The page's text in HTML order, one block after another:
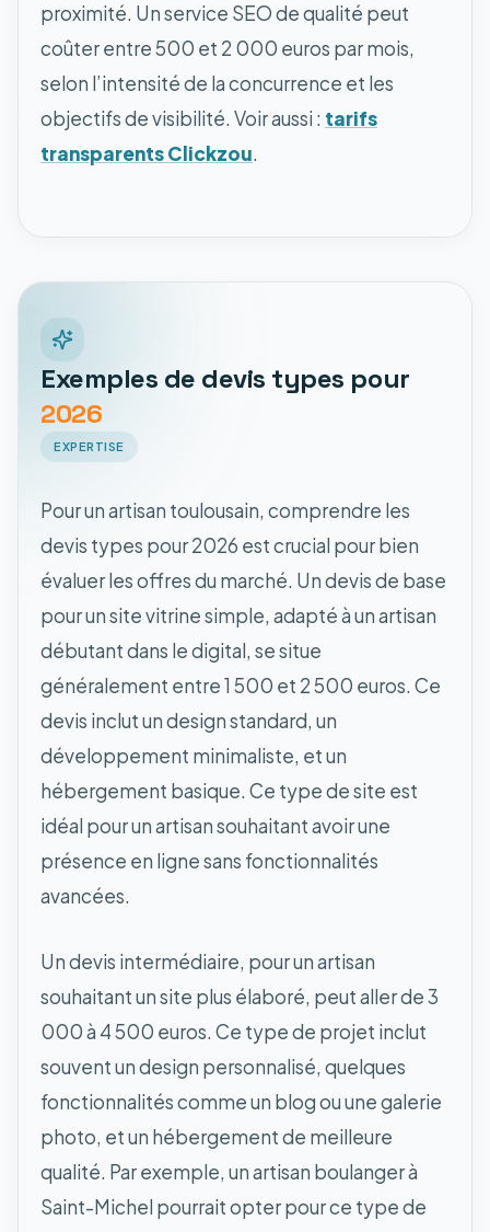
proximité. Un service SEO de qualité peut
coûter entre 500 et 2 000 euros par mois,
selon l’intensité de la concurrence et les
objectifs de visibilité. Voir aussi : tarifs
transparents Clickzou.
Exemples de devis types pour
2026
EXPERTISE
Pour un artisan toulousain, comprendre les
devis types pour 2026 est crucial pour bien
évaluer les offres du marché. Un devis de base
pour un site vitrine simple, adapté à un artisan
débutant dans le digital, se situe
généralement entre 1 500 et 2 500 euros. Ce
devis inclut un design standard, un
développement minimaliste, et un
hébergement basique. Ce type de site est
idéal pour un artisan souhaitant avoir une
présence en ligne sans fonctionnalités
avancées.
Un devis intermédiaire, pour un artisan
souhaitant un site plus élaboré, peut aller de 3
000 à 4 500 euros. Ce type de projet inclut
souvent un design personnalisé, quelques
fonctionnalités comme un blog ou une galerie
photo, et un hébergement de meilleure
qualité. Par exemple, un artisan boulanger à
Saint-Michel pourrait opter pour ce type de